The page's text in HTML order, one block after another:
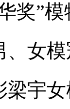
”模
、女
宇女